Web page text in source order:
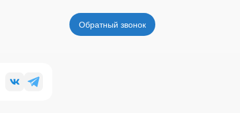
Обратный звонок